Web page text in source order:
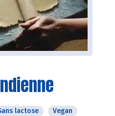
lactose
Vegan